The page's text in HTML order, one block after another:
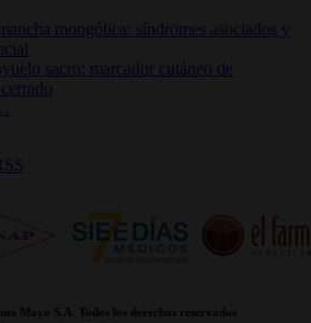
mongólica: síndromes asociados y
sacro: marcador cutáneo de
Mayo S.A. Todos los derechos reservados